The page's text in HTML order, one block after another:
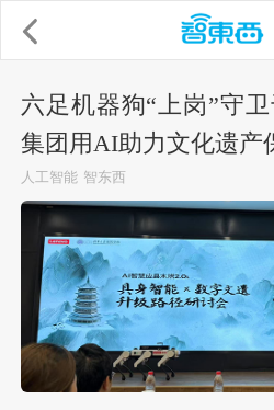
六足机器狗“上岗”守
集团用AI助力文化遗产
人工智能 智东西